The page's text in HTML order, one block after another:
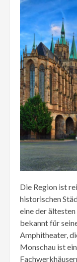
Die Region ist
historischen
eine der
bekannt für
Amphitheater,
Monschau ist